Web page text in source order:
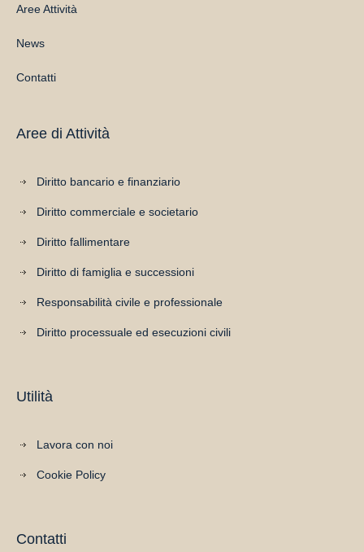
Aree Attività
News
Contatti
Aree di Attività
Diritto bancario e finanziario
Diritto commerciale e societario
Diritto fallimentare
Diritto di famiglia e successioni
Responsabilità civile e professionale
Diritto processuale ed esecuzioni civili
Utilità
Lavora con noi
Cookie Policy
Contatti